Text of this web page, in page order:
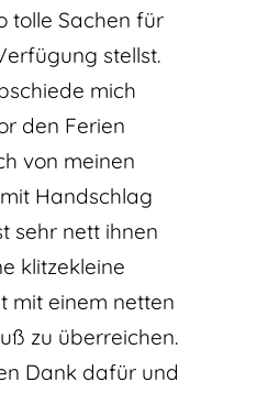
tolle Sachen für
stellst.
mich
den Ferien
von meinen
Handschlag
sehr nett ihnen
klitzekleine
mit einem netten
zu überreichen.
Dank dafür und